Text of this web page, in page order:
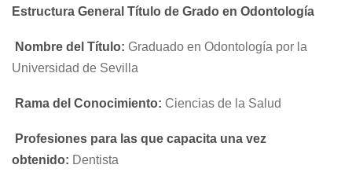
Estructura General Título de Grado en Odontología
Nombre del Título: Graduado en Odontología por la
Universidad de Sevilla
Rama del Conocimiento: Ciencias de la Salud
Profesiones para las que capacita una vez
obtenido: Dentista